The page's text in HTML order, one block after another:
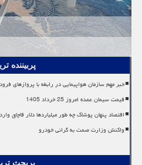
پربیننده
خبر مهم سازمان هواپیمایی در رابطه با پروازهای
قیمت سیمان عمده امروز 25 خرداد 1405
اقتصاد پنهان پوشاک چه طور میلیاردها دلار قاچاق
واکنش وزارت صمت به گرانی خودرو
پربحث